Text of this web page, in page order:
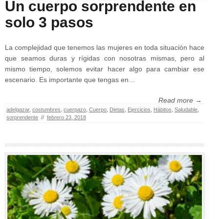
Un cuerpo sorprendente en
solo 3 pasos
La complejidad que tenemos las mujeres en toda situación hace
que seamos duras y rígidas con nosotras mismas, pero al
mismo tiempo, solemos evitar hacer algo para cambiar ese
escenario. Es importante que tengas en…
Read more →
adelgazar, costumbres cuerpazo Cuerpo Dietas Ejercicios Hábitos Saludable
sorprendente // febrero 23, 2018